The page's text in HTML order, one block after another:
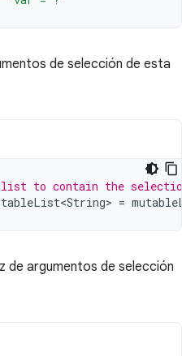
de selección de esta
to contain the selection
=
de argumentos de selección